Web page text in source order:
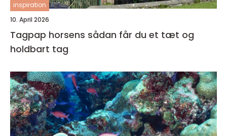
inspiration
10. April 2026
Tagpap horsens sådan får du et tæt og
holdbart tag